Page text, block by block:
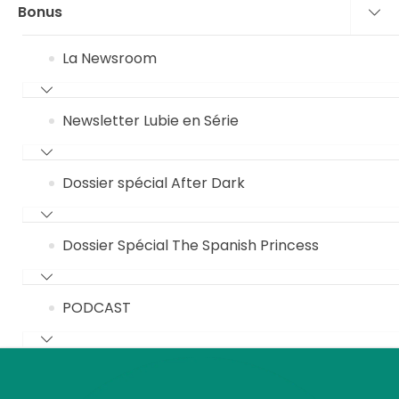
Bonus
La Newsroom
Newsletter Lubie en Série
Dossier spécial After Dark
Dossier Spécial The Spanish Princess
PODCAST